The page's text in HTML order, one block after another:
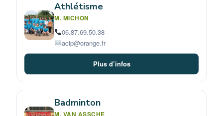
Athlétisme
M. MICHON
06.87.69.50.38
acip@orange.fr
Plus d’infos
Badminton
M. VAN ASSCHE